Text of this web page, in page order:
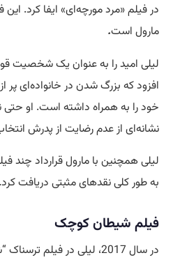
در فیلم «مرد مورچه‌ای» ایفا کرد.
مارول است.
لیلی امید را به عنوان یک شخصیت
افزود که بزرگ شدن در خانواده‌ای
خود را به همراه داشته است. او حتی
نشانه‌ای از عدم رضایت از پدرش
لیلی همچنین با مارول قرارداد چند
به طور کلی نقدهای مثبتی دریافت کرد.
فیلم شیطان کوچک
در سال 2017، لیلی در